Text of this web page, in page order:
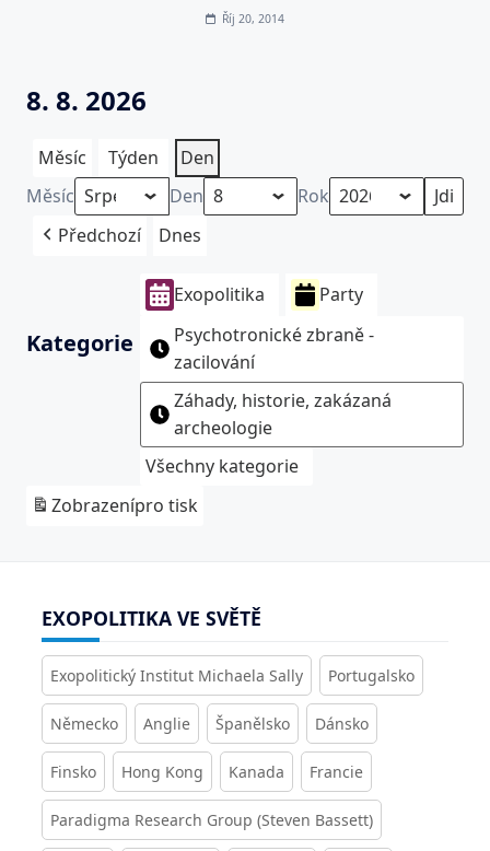
Říj 20, 2014
8. 8. 2026
Měsíc Týden
Den
Měsíc
Den
Rok
Předchozí
Dnes
Kategorie
Exopolitika
Party
Psychotronické zbraně -
zacilování
Záhady, historie, zakázaná
archeologie
Všechny kategorie
Zobrazenípro tisk
EXOPOLITIKA VE SVĚTĚ
Exopolitický Institut Michaela Sally Portugalsko
Německo Anglie Španělsko Dánsko
Finsko Hong Kong Kanada Francie
Paradigma Research Group (Steven Bassett)